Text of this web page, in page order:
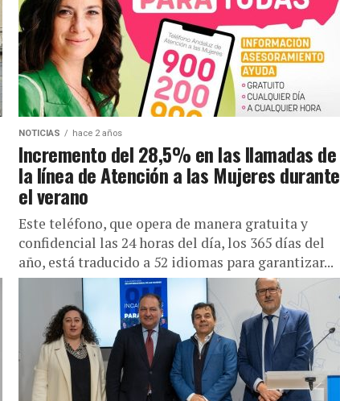
NOTICIAS hace 2 años
Incremento del 28,5% en las llamadas de
la línea de Atención a las Mujeres durante
el verano
Este teléfono, que opera de manera gratuita y
confidencial las 24 horas del día, los 365 días del
año, está traducido a 52 idiomas para garantizar...